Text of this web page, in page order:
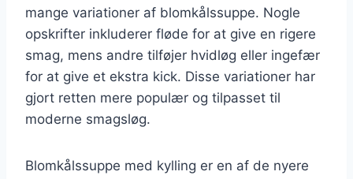
mange variationer af blomkålssuppe. Nogle
opskrifter inkluderer fløde for at give en rigere
smag, mens andre tilføjer hvidløg eller ingefær
for at give et ekstra kick. Disse variationer har
gjort retten mere populær og tilpasset til
moderne smagsløg.
Blomkålssuppe med kylling er en af de nyere